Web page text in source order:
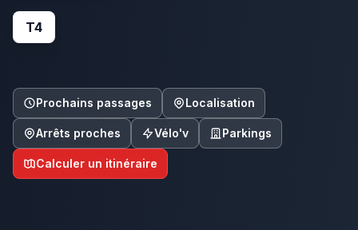
T4
Prochains passages Localisation
Arrêts proches Vélo'v Parkings
Calculer un itinéraire